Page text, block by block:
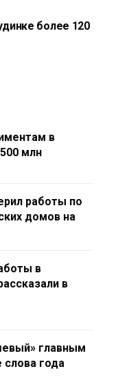
более 120
в
млн
работы по
домов на
в
в
главным
слова года